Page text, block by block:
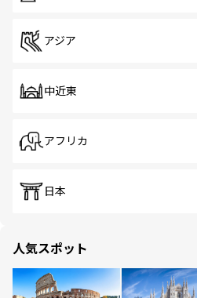
アジア
中近東
アフリカ
日本
人気スポット